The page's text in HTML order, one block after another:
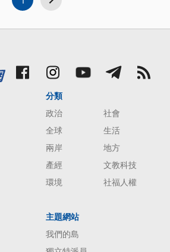
分類
政治
社會
全球
生活
兩岸
地方
產經
文教科技
環境
社福人權
主題網站
我們的島